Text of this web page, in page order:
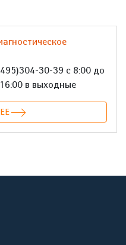
30-39 с 8:00 до
в выходные